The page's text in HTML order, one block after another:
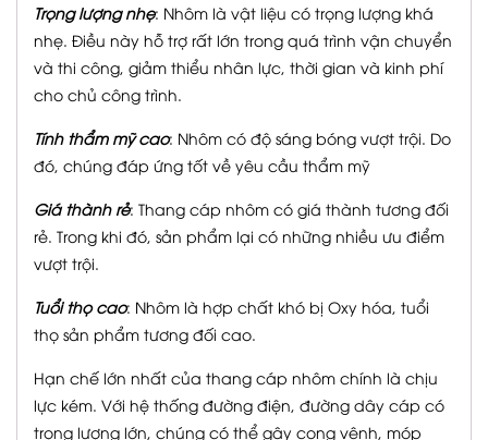
Trọng lượng nhẹ: Nhôm là vật liệu có trọng lượng khá
nhẹ. Điều này hỗ trợ rất lớn trong quá trình vận chuyển
và thi công, giảm thiểu nhân lực, thời gian và kinh phí
cho chủ công trình.
Tính thẩm mỹ cao: Nhôm có độ sáng bóng vượt trội. Do
đó, chúng đáp ứng tốt về yêu cầu thẩm mỹ
Giá thành rẻ: Thang cáp nhôm có giá thành tương đối
rẻ. Trong khi đó, sản phẩm lại có những nhiều ưu điểm
vượt trội.
Tuổi thọ cao: Nhôm là hợp chất khó bị Oxy hóa, tuổi
thọ sản phẩm tương đối cao.
Hạn chế lớn nhất của thang cáp nhôm chính là chịu
lực kém. Với hệ thống đường điện, đường dây cáp có
trọng lượng lớn, chúng có thể gây cong vênh, móp